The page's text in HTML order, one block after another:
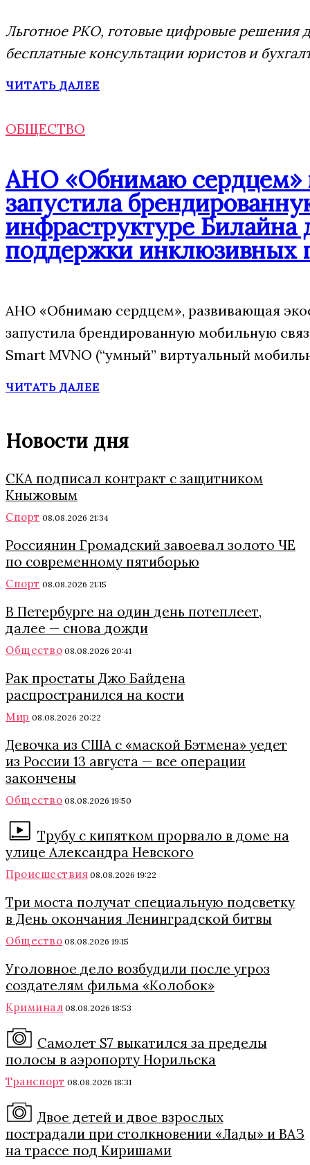
Льготное РКО, готовые цифровые решения
бесплатные консультации юристов и
ЧИТАТЬ ДАЛЕЕ
ОБЩЕСТВО
АНО «Обнимаю сердцем»
запустила
инфраструктуре Билайна
поддержки инклюзивных
АНО «Обнимаю сердцем», развивающая
запустила брендированную мобильную
Smart MVNO (“умный” виртуальный
ЧИТАТЬ ДАЛЕЕ
Новости дня
СКА подписал контракт с защитником
Кныжовым
Спорт 08.08.2026 21:34
Россиянин Громадский завоевал золото ЧЕ
по современному пятиборью
Спорт 08.08.2026 21:15
В Петербурге на один день потеплеет,
далее — снова дожди
Общество 08.08.2026 20:41
Рак простаты Джо Байдена
распространился на кости
Мир 08.08.2026 20:22
Девочка из США с «маской Бэтмена» уедет
из России 13 августа — все операции
закончены
Общество 08.08.2026 19:50
Трубу с кипятком прорвало в доме на
улице Александра Невского
Происшествия 08.08.2026 19:22
Три моста получат специальную подсветку
в День окончания Ленинградской битвы
Общество 08.08.2026 19:15
Уголовное дело возбудили после угроз
создателям фильма «Колобок»
Криминал 08.08.2026 18:53
Самолет S7 выкатился за пределы
полосы в аэропорту Норильска
Транспорт 08.08.2026 18:31
Двое детей и двое взрослых
пострадали при столкновении «Лады» и ВАЗ
на трассе под Киришами